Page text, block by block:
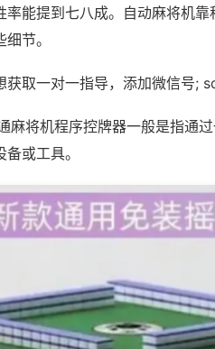
能提到七八成。自动麻将机
节。
取一对一指导，添加微信号;
麻将机程序控牌器一般是指通
或工具。